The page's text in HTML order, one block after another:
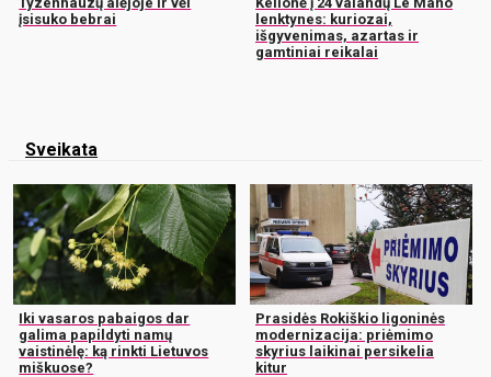
įsisuko bebrai
lenktynes: kuriozai,
išgyvenimas, azartas ir
gamtiniai reikalai
Sveikata
Iki vasaros pabaigos dar
galima papildyti namų
vaistinėlę: ką rinkti Lietuvos
miškuose?
Prasidės Rokiškio ligoninės
modernizacija: priėmimo
skyrius laikinai persikelia
kitur